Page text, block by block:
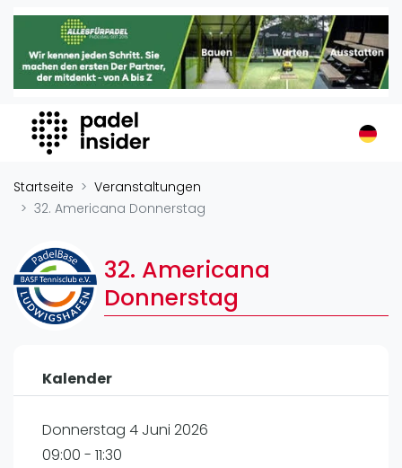
Padel Insider
Home
Organisationen
Buchungssysteme
Padel-Shops
Padel-Marken
Verschiedenes
Veranstaltungen
Playtomic
Ranking
Männer
Startseite
Veranstaltungen
32. Americana Donnerstag
32. Americana
Donnerstag
Kalender
Donnerstag 4 Juni 2026
09:00 - 11:30